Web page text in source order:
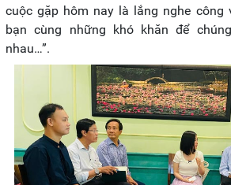
cuộc gặp hôm nay là lắng nghe công
bạn cùng những khó khăn để
nhau…”.